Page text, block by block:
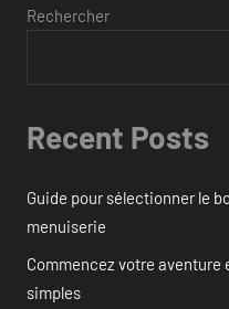
Rechercher
Recent Posts
Guide pour sélectionner le
menuiserie
Commencez votre
simples